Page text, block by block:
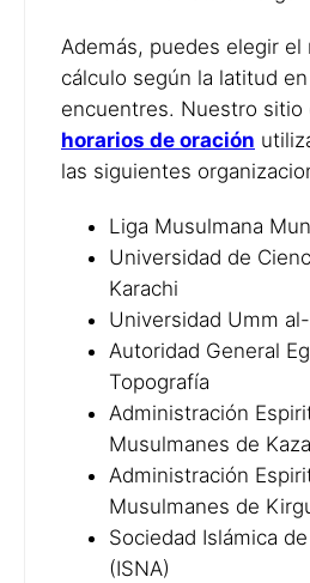
Además, puedes elegir el
cálculo según la latitud
encuentres. Nuestro sitio
horarios de oración
las siguientes
Liga Musulmana
Universidad de
Karachi
Universidad Umm
Autoridad General
Topografía
Administración
Musulmanes de
Administración
Musulmanes de
Sociedad Islámica
(ISNA)